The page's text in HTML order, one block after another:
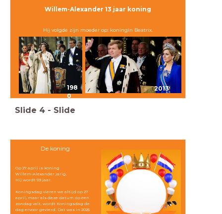
Willem-Alexander 13 jaar koning
Hij volgde zijn moeder op: koningin Beatrix.
198
0
t2013
Slide 4 - Slide
De koning
Op 27 april is koning
Willem-Alexander jarig.
Hij wordt 59 jaar.
Koningsdag vieren we altijd op 27
april, maar als deze datum op een
zondag valt, wordt Koningsdag de
dag ervoor gevierd. Dat was in 2025